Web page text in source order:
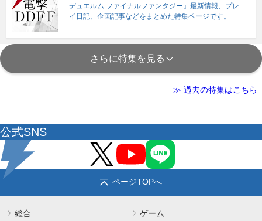
デュエルム ファイナルファンタジー』最新情報、プレ
イ日記、企画記事などをまとめた特集ページです。
さらに特集を見る
≫ 過去の特集はこちら
公式SNS
ページTOPへ
総合 ゲーム